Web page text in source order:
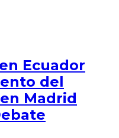
Ecuador
del
Madrid